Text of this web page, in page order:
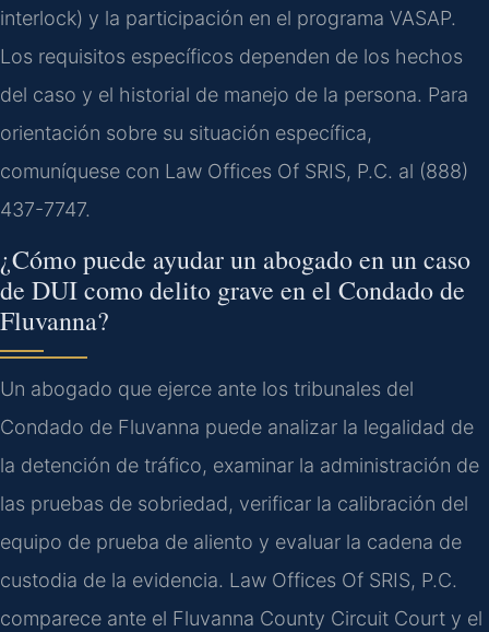
interlock) y la participación en el programa VASAP.
Los requisitos específicos dependen de los hechos
del caso y el historial de manejo de la persona. Para
orientación sobre su situación específica,
comuníquese con Law Offices Of SRIS, P.C. al (888)
437-7747.
¿Cómo puede ayudar un abogado en un caso
de DUI como delito grave en el Condado de
Fluvanna?
Un abogado que ejerce ante los tribunales del
Condado de Fluvanna puede analizar la legalidad de
la detención de tráfico, examinar la administración de
las pruebas de sobriedad, verificar la calibración del
equipo de prueba de aliento y evaluar la cadena de
custodia de la evidencia. Law Offices Of SRIS, P.C.
comparece ante el Fluvanna County Circuit Court y el